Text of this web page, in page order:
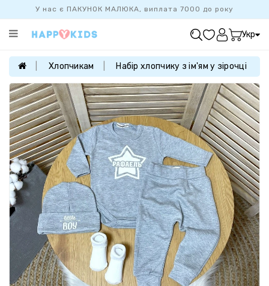
У нас є ПАКУНОК МАЛЮКА, виплата 7000 до року
Категорії
ПРОДАЖУ
БАЗОВА
КОЛЕКЦІЯ
ДІВЧАТКАМ
ХЛОПЧИКАМ
НОВОНАРОДЖЕНИМ
FAMILYLOOK
Укр
Хлопчикам Набір хлопчику з ім'ям у зірочці